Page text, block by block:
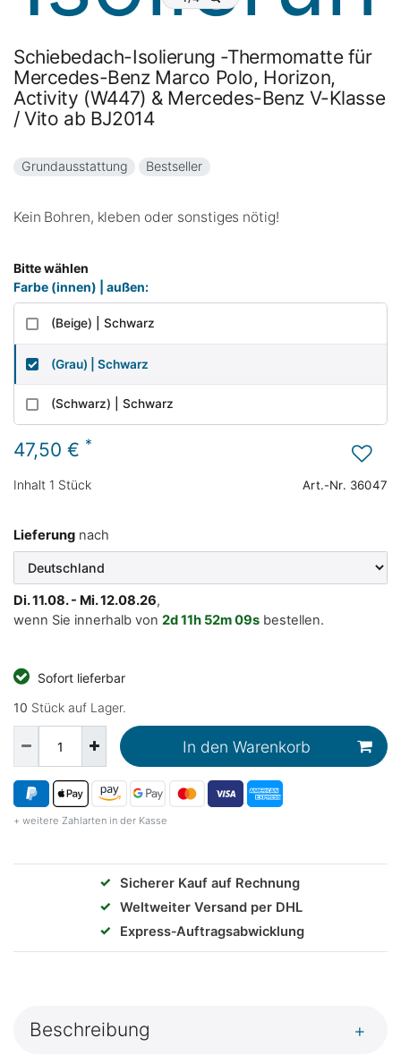
Schiebedach-Isolierung -Thermomatte für
Mercedes-Benz Marco Polo, Horizon,
Activity (W447) & Mercedes-Benz V-Klasse
/ Vito ab BJ2014
Grundausstattung Bestseller
Kein Bohren, kleben oder sonstiges nötig!
Bitte wählen
Farbe (innen) | außen:
(Beige) | Schwarz
(Grau) | Schwarz
(Schwarz) | Schwarz
47,50 € *
Inhalt 1 Stück Art.-Nr. 36047
Lieferung nach
Di. 11.08. - Mi. 12.08.26,
wenn Sie innerhalb von 2d11h 52m08s bestellen.
Sofort lieferbar
10 Stück auf Lager.
In den Warenkorb
+ weitere Zahlarten in der Kasse
✓
Sicherer Kauf auf Rechnung
✓
Weltweiter Versand per DHL
✓
Express‑Auftragsabwicklung
Beschreibung +